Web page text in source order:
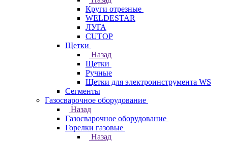
Круги отрезные
WELDESTAR
ЛУГА
CUTOP
Щетки
Назад
Щетки
Ручные
Щетки для электроинструмента WS
Сегменты
Газосварочное оборудование
Назад
Газосварочное оборудование
Горелки газовые
Назад